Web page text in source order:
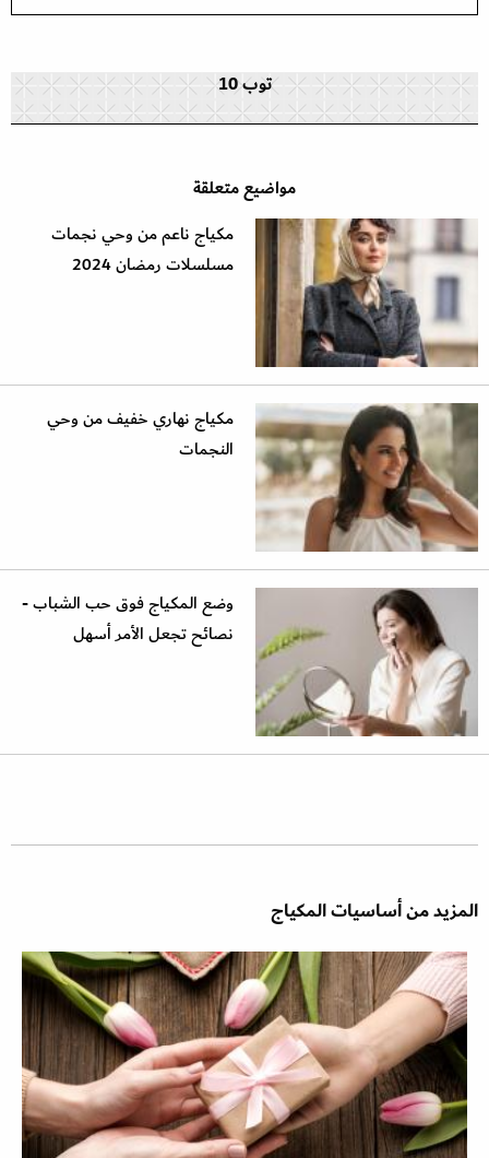
توب 10
مواضيع متعلقة
مكياج ناعم من وحي نجمات
مسلسلات رمضان 2024
مكياج نهاري خفيف من وحي
النجمات
وضع المكياج فوق حب الشباب -
نصائح تجعل الأمر أسهل
المزيد من أساسيات المكياج